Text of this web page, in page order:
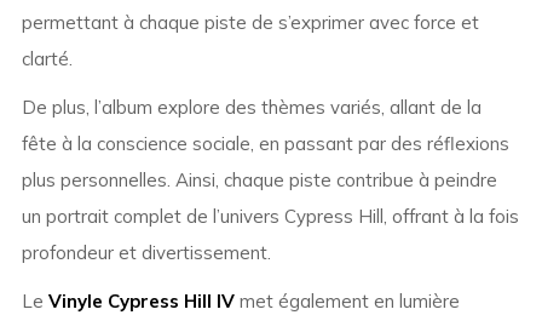
permettant à chaque piste de s’exprimer avec force et
clarté.
De plus, l’album explore des thèmes variés, allant de la
fête à la conscience sociale, en passant par des réflexions
plus personnelles. Ainsi, chaque piste contribue à peindre
un portrait complet de l’univers Cypress Hill, offrant à la fois
profondeur et divertissement.
Le Vinyle Cypress Hill IVmet également en lumière